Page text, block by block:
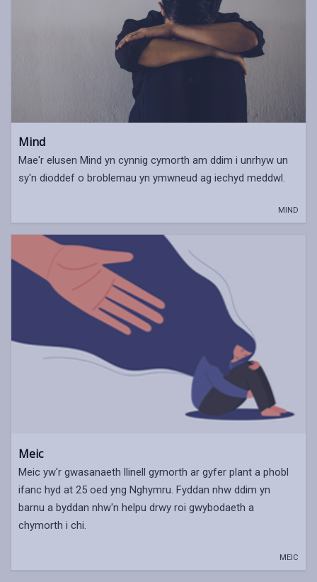
Mind
Mae'r elusen Mind yn cynnig cymorth am ddim i unrhyw un
sy'n dioddef o broblemau yn ymwneud ag iechyd meddwl.
MIND
Meic
Meic yw'r gwasanaeth llinell gymorth ar gyfer plant a phobl
ifanc hyd at 25 oed yng Nghymru. Fyddan nhw ddim yn
barnu a byddan nhw'n helpu drwy roi gwybodaeth a
chymorth i chi.
MEIC